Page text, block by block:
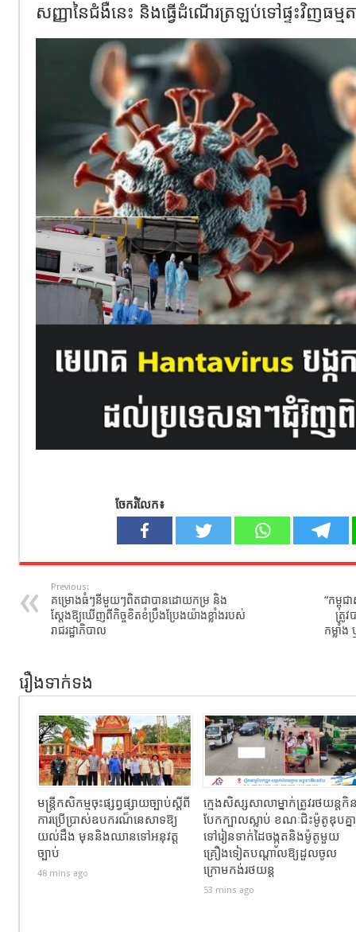
សញ្ញានៃជំងឺនេះ និងធ្វើដំណើរត្រឡប់ទៅផ្ទះវិញធម្ម
ចែករំលែក៖
Previous:
គម្រោងធំៗនីមួយៗពិតជាបានដោយកម្រ និង
ស្តែងឱ្យឃើញពីកិច្ចខិតខំប្រឹងប្រែងយ៉ាងខ្លាំងរបស់
រាជរដ្ឋាភិបាល
“កម្ពុ
ត្រូវ
កម្លាំង
រឿងទាក់ទង
មន្រ្តីកសិកម្មចុះផ្សព្វផ្សាយច្បាប់ស្តីពី
ការប្រើប្រាស់ឧបករណ៏នេសាទឱ្យ
យល់ដឹង មុននិងឈានទៅអនុវត្ដ
ច្បាប់
48 mins ago
ក្មេងសិស្សសាលាម្នាក់​ត្រូវរថយន្តកិ
បែកក្បាលស្លាប់​ ខណៈជិះម៉ូតូឌុបគ្នា
ទៅរៀនទាក់ដៃចង្កូតនិងម៉ូតូមួយ
គ្រឿងទៀតបណ្ដាលឱ្យដួល​ចូល
ក្រោមកង់រថយន្ត
53 mins ago